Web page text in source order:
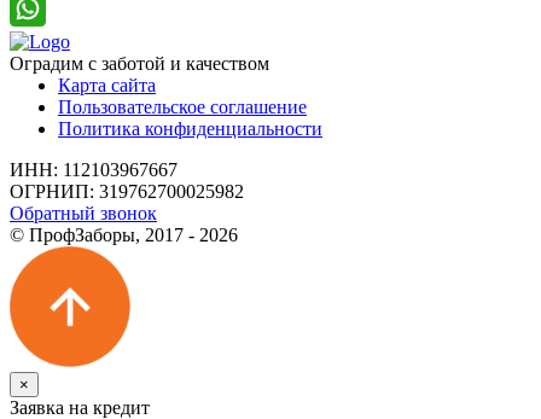
Оградим с заботой и качеством
Карта сайта
Пользовательское соглашение
Политика конфиденциальности
ИНН: 112103967667
ОГРНИП: 319762700025982
Обратный звонок
© ПрофЗаборы, 2017 - 2026
×
Заявка на кредит